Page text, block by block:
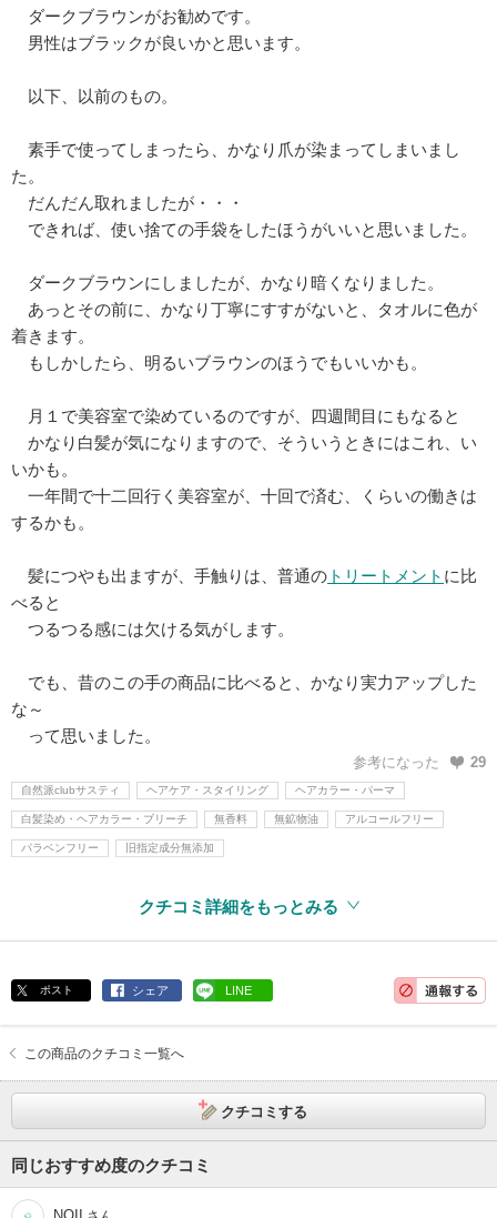
ダークブラウンがお勧めです。
男性はブラックが良いかと思います。
以下、以前のもの。
素手で使ってしまったら、かなり爪が染まってしまいまし
た。
だんだん取れましたが・・・
できれば、使い捨ての手袋をしたほうがいいと思いました。
ダークブラウンにしましたが、かなり暗くなりました。
あっとその前に、かなり丁寧にすすがないと、タオルに色が
着きます。
もしかしたら、明るいブラウンのほうでもいいかも。
月１で美容室で染めているのですが、四週間目にもなると
かなり白髪が気になりますので、そういうときにはこれ、い
いかも。
一年間で十二回行く美容室が、十回で済む、くらいの働きは
するかも。
髪につやも出ますが、手触りは、普通の トリートメント に比
べると
つるつる感には欠ける気がします。
でも、昔のこの手の商品に比べると、かなり実力アップした
な～
って思いました。
参考になった 29
自然派clubサスティ ヘアケア・スタイリング ヘアカラー・パーマ
白髪染め・ヘアカラー・ブリーチ 無香料 無鉱物油 アルコールフリー
パラベンフリー 旧指定成分無添加
クチコミ詳細をもっとみる
ポスト シェア LINE
この商品のクチコミ一覧へ
クチコミする
同じおすすめ度のクチコミ